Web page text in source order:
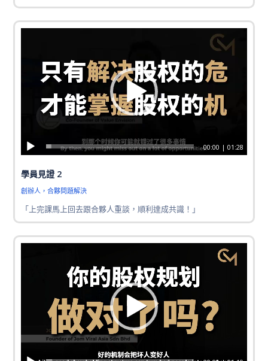
00:00 | 01:28
學員見證 2
創辦人，合夥問題解決
「上完課馬上回去跟合夥人重談，順利達成共識！」